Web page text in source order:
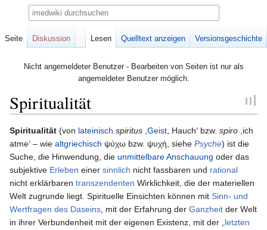
Nicht angemeldeter Benutzer - Bearbeiten von Seiten ist nur als
angemeldeter Benutzer möglich.
Spiritualität
Zur
Navigation
springen
Zur
Suche
springen
Spiritualität (von lateinisch spiritus ,Geist, Hauch‘ bzw. spiro ,ich
atme‘ – wie altgriechisch ψύχω bzw. ψυχή, siehe Psyche) ist die
Suche, die Hinwendung, die unmittelbare Anschauung oder das
subjektive Erleben einer sinnlich nicht fassbaren und rational
nicht erklärbaren transzendenten Wirklichkeit, die der materiellen
Welt zugrunde liegt. Spirituelle Einsichten können mit Sinn- und
Wertfragen des Daseins, mit der Erfahrung der Ganzheit der Welt
in ihrer Verbundenheit mit der eigenen Existenz, mit der „letzten
Seite Diskussion Lesen Quelltext anzeigen Versionsgeschichte
Suche